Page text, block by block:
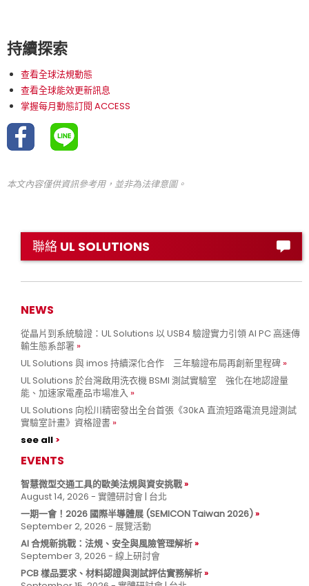
持續探索
查看全球法規動態
查看全球能效更新訊息
掌握每月動態訂閱 ACCESS
本文內容僅供資訊參考用，並非為法律意圖。
聯絡 UL SOLUTIONS
NEWS
從晶片到系統驗證：UL Solutions 以 USB4 驗證實力引領 AI PC 高速傳
輸生態系部署
UL Solutions 與 imos 持續深化合作 三年驗證布局再創新里程碑
UL Solutions 於台灣啟用洗衣機 BSMI 測試實驗室 強化在地認證量
能、加速家電產品市場准入
UL Solutions 向松川精密發出全台首張《30kA 直流短路電流見證測試
實驗室計畫》資格證書
see all
EVENTS
智慧微型交通工具的歐美法規與資安挑戰
August 14, 2026 - 實體研討會 | 台北
一期一會！2026 國際半導體展 (SEMICON Taiwan 2026)
September 2, 2026 - 展覽活動
AI 合規新挑戰：法規、安全與風險管理解析
September 3, 2026 - 線上研討會
PCB 樣品要求、材料認證與測試評估實務解析